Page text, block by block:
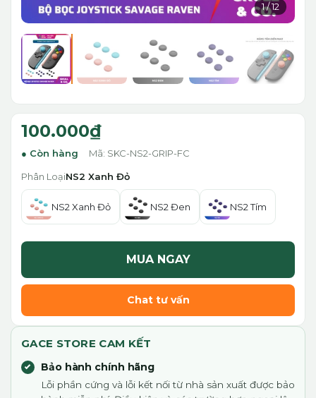
1/12
100.000₫
Còn hàng Mã: SKC-NS2-GRIP-FC
Phân LoạiNS2 Xanh Đỏ
NS2 Xanh Đỏ NS2 Đen NS2 Tím
MUA NGAY
Chat tư vấn
GACE STORE CAM KẾT
Bảo hành chính hãng
Lỗi phần cứng và lỗi kết nối từ nhà sản xuất được bảo